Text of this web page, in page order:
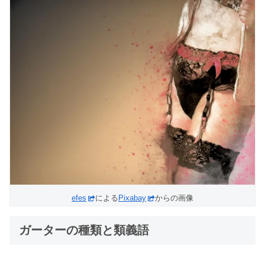
efes による Pixabay からの画像
ガーターの種類と類義語